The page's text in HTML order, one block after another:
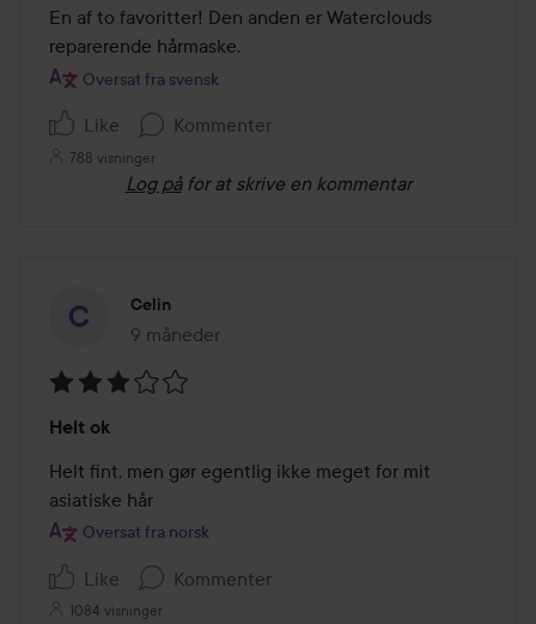
ud
af
5
En af to favoritter! Den anden er Waterclouds
reparerende hårmaske.
Oversat fra svensk
Like Kommenter
788 visninger
Log på for at skrive en kommentar
Celin
9 måneder
Posten blev oprettet 9 måneder
3
ud
af
5
Helt ok
Helt fint, men gør egentlig ikke meget for mit
asiatiske hår
Oversat fra norsk
Like Kommenter
1084 visninger